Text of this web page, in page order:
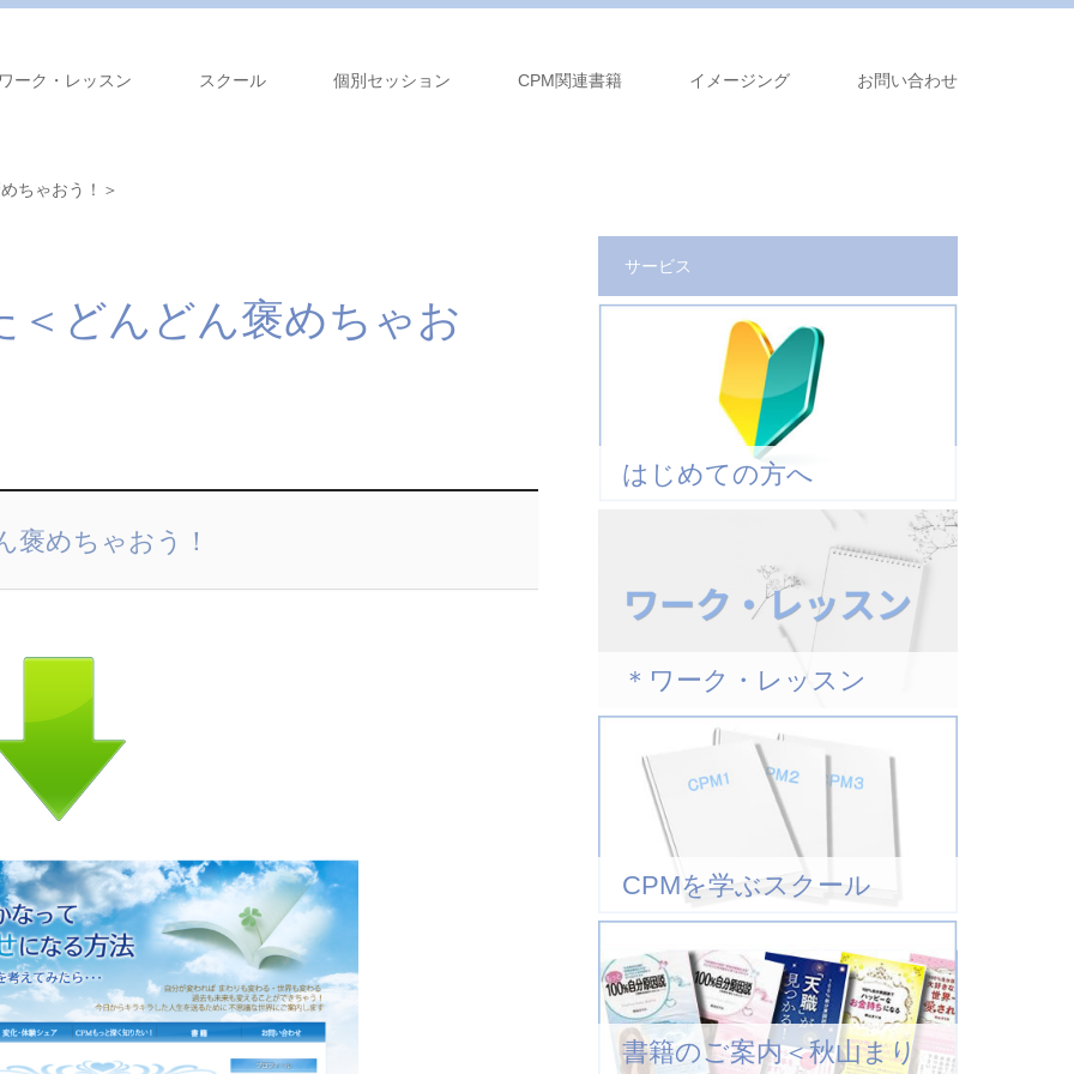
ーク・レッスン スクール 個別セッション CPM関連書籍 イメージング お問い合わせ
ちゃおう！＞
どんどん褒めちゃお
褒めちゃおう！
サービス
はじめての方へ
＊ワーク・レッスン
CPMを学ぶスクール
書籍のご案内＜秋山まり